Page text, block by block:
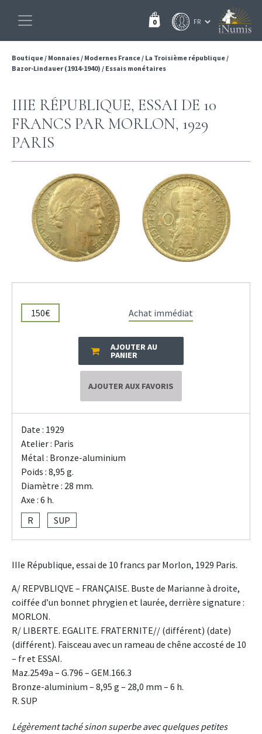
0
Boutique/ Monnaies/ Modernes France/ La Troisième république/
Bazor-Lindauer (1914-1940) / Essais monétaires
IIIE RÉPUBLIQUE, ESSAI DE 10
FRANCS PAR MORLON, 1929
PARIS
150€ Achat immédiat
AJOUTER AU
PANIER
AJOUTER AUX FAVORIS
Date : 1929
Atelier : Paris
Métal : Bronze-aluminium
Poids : 8,95 g.
Diamètre : 28 mm.
Axe : 6 h.
R
SUP
IIIe République, essai de 10 francs par Morlon, 1929 Paris.
A/ REPVBLIQVE – FRANÇAISE. Buste de Marianne à droite,
coiffée d’un bonnet phrygien et laurée, derrière signature :
MORLON.
R/ LIBERTE. EGALITE. FRATERNITE// (différent) (date)
(différent). Faisceau avec un rameau de chêne accosté de 10
– fr et ESSAI.
Maz.2549a – G.796 – GEM.166.3
Bronze-aluminium – 8,95 g – 28,0 mm – 6 h.
R. SUP
Légèrement taché sinon superbe avec quelques petites